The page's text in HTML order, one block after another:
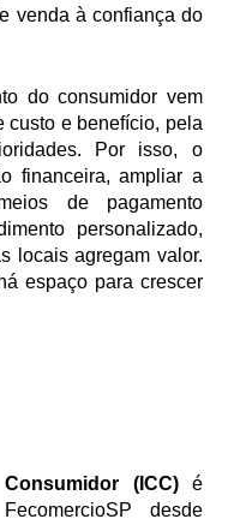
venda à confiança do
do consumidor vem
custo e benefício, pela
Por isso, o
financeira, ampliar a
de pagamento
personalizado,
locais agregam valor.
espaço para crescer
(ICC) é
desde